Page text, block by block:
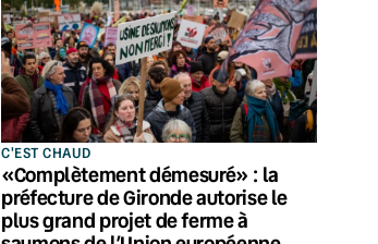
C'EST CHAUD
«Complètement démesuré» : la
préfecture de Gironde autorise le
plus grand projet de ferme à